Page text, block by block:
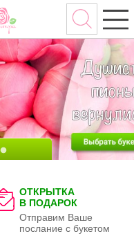
ОТКРЫТКА
В ПОДАРОК
Отправим Ваше
послание с букетом